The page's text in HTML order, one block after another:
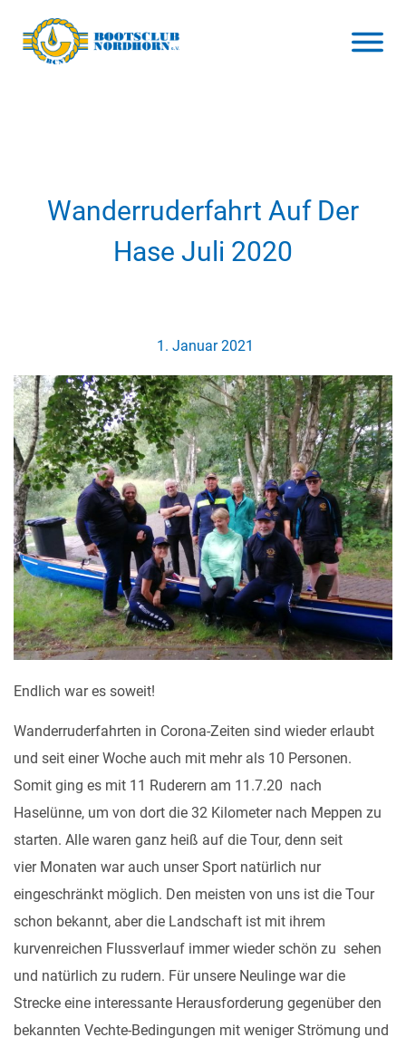
Wanderruderfahrt Auf Der
Hase Juli 2020
1. Januar 2021
Endlich war es soweit!
Wanderruderfahrten in Corona-Zeiten sind wieder erlaubt
und seit einer Woche auch mit mehr als 10 Personen.
Somit ging es mit 11 Ruderern am 11.7.20 nach
Haselünne, um von dort die 32 Kilometer nach Meppen zu
starten. Alle waren ganz heiß auf die Tour, denn seit
vier Monaten war auch unser Sport natürlich nur
eingeschränkt möglich. Den meisten von uns ist die Tour
schon bekannt, aber die Landschaft ist mit ihrem
kurvenreichen Flussverlauf immer wieder schön zu sehen
und natürlich zu rudern. Für unsere Neulinge war die
Strecke eine interessante Herausforderung gegenüber den
bekannten Vechte-Bedingungen mit weniger Strömung und